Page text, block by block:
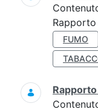
Rapporto
FUMO